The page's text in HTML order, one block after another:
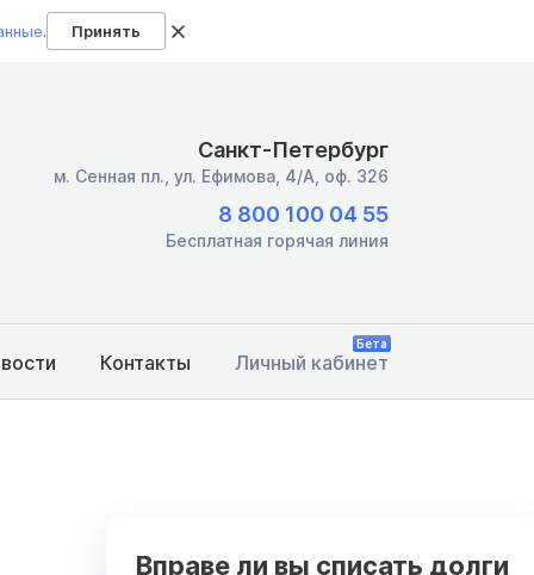
. Принять
Санкт-Петербург
м. Сенная пл., ул. Ефимова, 4/А, оф. 326
8 800 100 04 55
Бесплатная горячая линия
Контакты Личный кабинет
Бета
Вправе ли вы списать долги